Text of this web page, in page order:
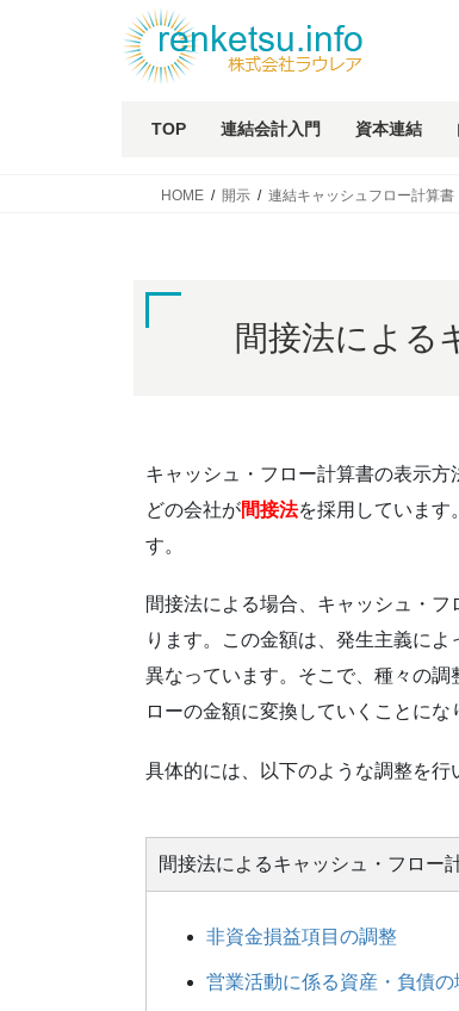
TOP 連結会計入門 資本連結
HOME 開示 連結キャッシュフロー計算書
間接法による
キャッシュ・フロー計算書の表示
どの会社が間接法を採用しています
す。
間接法による場合、キャッシュ・
ります。この金額は、発生主義に
異なっています。そこで、種々の
ローの金額に変換していくことにな
具体的には、以下のような調整を行
間接法によるキャッシュ・フロー
非資金損益項目の調整
営業活動に係る資産・負債